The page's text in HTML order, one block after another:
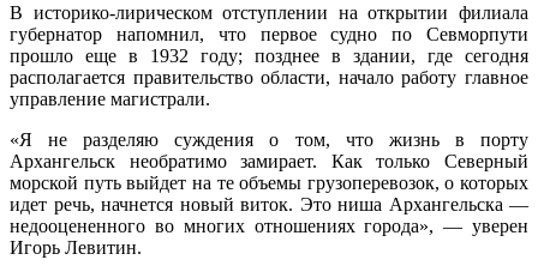
В историко-лирическом отступлении на открытии филиала
губернатор напомнил, что первое судно по Севморпути
прошло еще в 1932 году; позднее в здании, где сегодня
располагается правительство области, начало работу главное
управление магистрали.
«Я не разделяю суждения о том, что жизнь в порту
Архангельск необратимо замирает. Как только Северный
морской путь выйдет на те объемы грузоперевозок, о которых
идет речь, начнется новый виток. Это ниша Архангельска —
недооцененного во многих отношениях города», — уверен
Игорь Левитин.